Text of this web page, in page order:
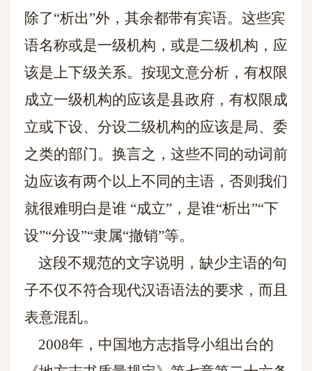
除了“析出”外，其余都带有宾语。这些宾
语名称或是一级机构，或是二级机构，应
该是上下级关系。按现文意分析，有权限
成立一级机构的应该是县政府，有权限成
立或下设、分设二级机构的应该是局、委
之类的部门。换言之，这些不同的动词前
边应该有两个以上不同的主语，否则我们
就很难明白是谁 “成立”，是谁“析出”“下
设”“分设”“隶属“撤销”等。
这段不规范的文字说明，缺少主语的句
子不仅不符合现代汉语语法的要求，而且
表意混乱。
2008年，中国地方志指导小组出台的